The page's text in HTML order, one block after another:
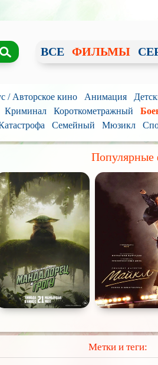
ВСЕ ФИЛЬМЫ
/ Авторское кино Анимация
Криминал Короткометражный
Семейный Мюзикл
Метки и теги: